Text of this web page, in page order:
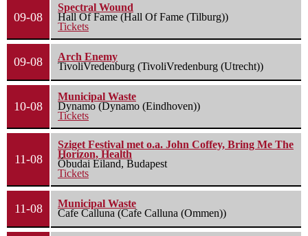
09-08
Spectral Wound
Hall Of Fame (Hall Of Fame (Tilburg))
Tickets
09-08
Arch Enemy
TivoliVredenburg (TivoliVredenburg (Utrecht))
10-08
Municipal Waste
Dynamo (Dynamo (Eindhoven))
Tickets
11-08
Sziget Festival met o.a. John Coffey, Bring Me The
Horizon, Health
Óbudai Eiland, Budapest
Tickets
11-08
Municipal Waste
Cafe Calluna (Cafe Calluna (Ommen))